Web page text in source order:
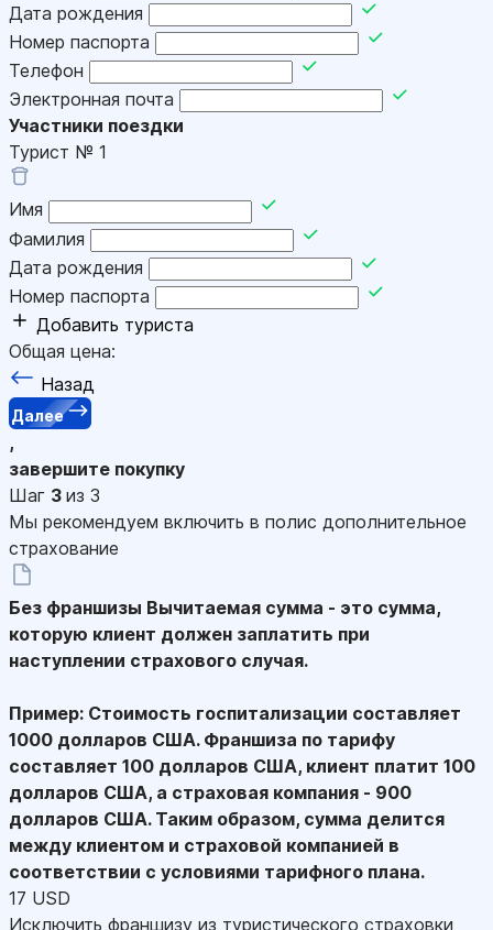
Дата рождения
Номер паспорта
Телефон
Электронная почта
Участники поездки
Турист № 1
Имя
Фамилия
Дата рождения
Номер паспорта
Добавить туриста
Общая цена:
Назад
Далее
,
завершите покупку
Шаг 3 из 3
Мы рекомендуем включить в полис дополнительное
страхование
Без франшизы Вычитаемая сумма - это сумма,
которую клиент должен заплатить при
наступлении страхового случая.
Пример: Стоимость госпитализации составляет
1000 долларов США. Франшиза по тарифу
составляет 100 долларов США, клиент платит 100
долларов США, а страховая компания - 900
долларов США. Таким образом, сумма делится
между клиентом и страховой компанией в
соответствии с условиями тарифного плана.
17 USD
Исключить франшизу из туристического страховки